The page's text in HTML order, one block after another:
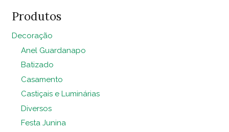
Produtos
Decoração
Anel Guardanapo
Batizado
Casamento
Castiçais e Luminárias
Diversos
Festa Junina